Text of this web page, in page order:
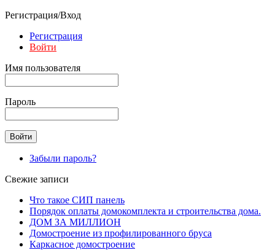
Регистрация/Вход
Регистрация
Войти
Имя пользователя
Пароль
Забыли пароль?
Свежие записи
Что такое СИП панель
Порядок оплаты домокомплекта и строительства дома.
ДОМ ЗА МИЛЛИОН
Домостроение из профилированного бруса
Каркасное домостроение